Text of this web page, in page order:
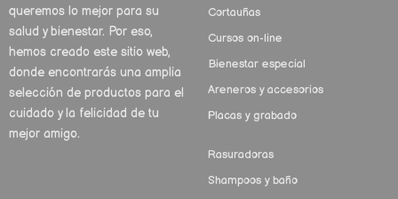
queremos lo mejor para su
salud y bienestar. Por eso,
hemos creado este sitio web,
donde encontrarás una amplia
selección de productos para el
cuidado y la felicidad de tu
mejor amigo.
Cortauñas
Cursos on-line
Bienestar especial
Areneros y accesorios
Placas y grabado
Rasuradoras
Shampoos y baño